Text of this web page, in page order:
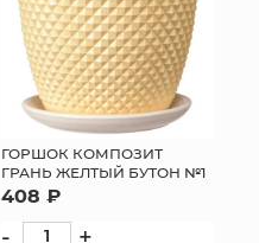
ГОРШОК КОМПОЗИТ
ГРАНЬ ЖЕЛТЫЙ БУТОН №1
408 ₽
- +